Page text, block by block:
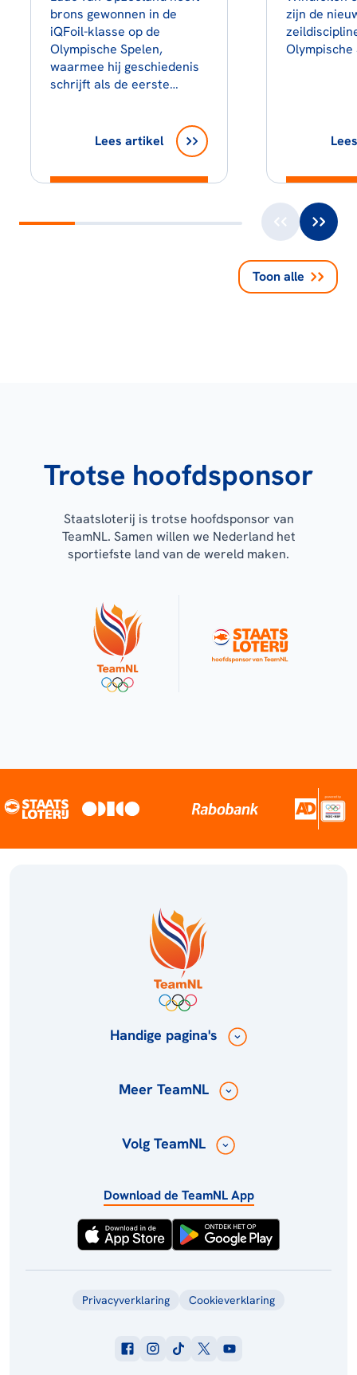
brons gewonnen in de
iQFoil-klasse op de
Olympische Spelen,
waarmee hij geschiedenis
schrijft als de eerste…
Lees artikel
zijn de
Olympische
Toon alle
Trotse hoofdsponsor
Staatsloterij is trotse hoofdsponsor van
TeamNL. Samen willen we Nederland het
sportiefste land van de wereld maken.
Handige pagina's
Meer TeamNL
Volg TeamNL
Download de TeamNL App
Privacyverklaring Cookieverklaring